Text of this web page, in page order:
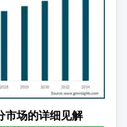
市场的详细见解